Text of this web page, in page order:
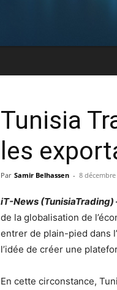
Tunisia
les
Par Samir Belhassen - 8 décembre
iT-News (TunisiaTrading)
de la globalisation de
entrer de plain-pied dans
l’idée de créer une
En cette circonstance,